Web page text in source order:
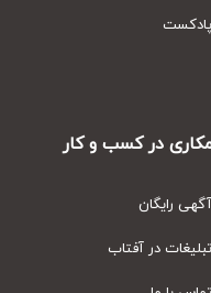
در کسب و کار
رایگان
در آفتاب